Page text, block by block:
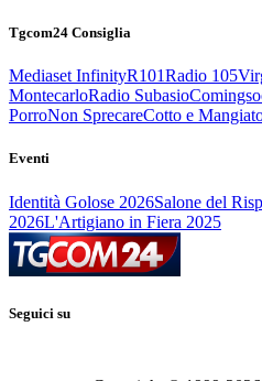
Tgcom24 Consiglia
Mediaset InfinityR101Radio 105
MontecarloRadio Subasio
PorroNon SprecareCotto e
Eventi
Identità Golose 2026Salone del
2026L'Artigiano in Fiera 2025
Seguici su